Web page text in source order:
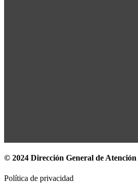
© 2024 Dirección General de
Política de privacidad